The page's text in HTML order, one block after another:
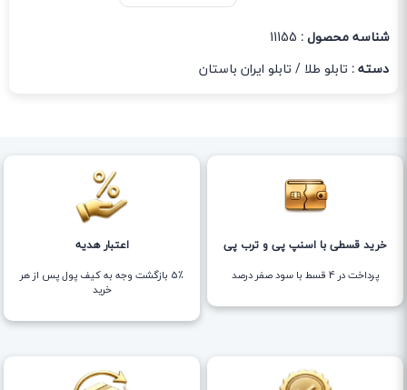
شناسه محصول : 11155
دسته : تابلو طلا / تابلو ایران باستان
خرید قسطی با اسنپ پی و ترب پی
پرداخت در 4 قسط با سود صفر درصد
اعتبار هدیه
5٪ بازگشت وجه به کیف پول پس از هر
خرید